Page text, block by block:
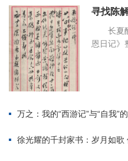
寻找陈
长夏
恩日记
万之：我的“西游记”与“自我”
徐光耀的千封家书：岁月如歌